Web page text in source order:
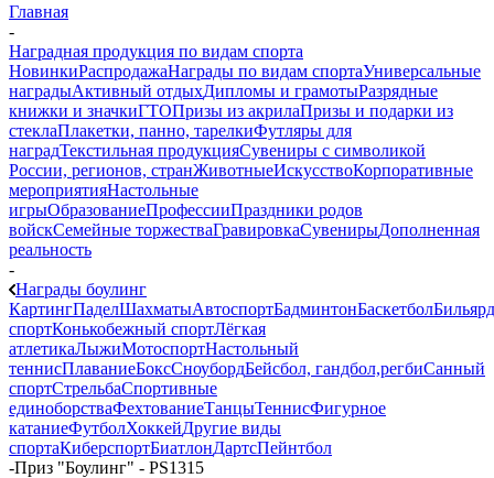
Главная
-
Наградная продукция по видам спорта
НовинкиРаспродажаНаграды по видам спортаУниверсальные
наградыАктивный отдыхДипломы и грамотыРазрядные
книжки и значкиГТОПризы из акрилаПризы и подарки из
стеклаПлакетки, панно, тарелкиФутляры для
наградТекстильная продукцияСувениры с символикой
России, регионов, странЖивотныеИскусствоКорпоративные
мероприятияНастольные
игрыОбразованиеПрофессииПраздники родов
войскСемейные торжестваГравировкаСувенирыДополненная
реальность
-
Награды боулинг
КартингПаделШахматыАвтоспортБадминтонБаскетболБильярд
спортКонькобежный спортЛёгкая
атлетикаЛыжиМотоспортНастольный
теннисПлаваниеБоксСноубордБейсбол, гандбол,регбиСанный
спортСтрельбаСпортивные
единоборстваФехтованиеТанцыТеннисФигурное
катаниеФутболХоккейДругие виды
спортаКиберспортБиатлонДартсПейнтбол
-Приз "Боулинг" - PS1315